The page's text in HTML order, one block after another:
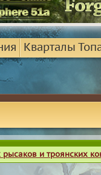
Кварталы
рысаков и троянских